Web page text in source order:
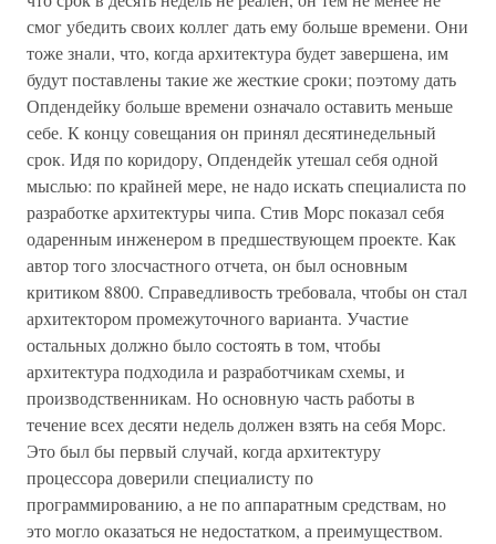
смог убедить своих коллег дать ему больше времени. Они
тоже знали, что, когда архитектура будет завершена, им
будут поставлены такие же жесткие сроки; поэтому дать
Опдендейку больше времени означало оставить меньше
себе. К концу совещания он принял десятинедельный
срок. Идя по коридору, Опдендейк утешал себя одной
мыслью: по крайней мере, не надо искать специалиста по
разработке архитектуры чипа. Стив Морс показал себя
одаренным инженером в предшествующем проекте. Как
автор того злосчастного отчета, он был основным
критиком 8800. Справедливость требовала, чтобы он стал
архитектором промежуточного варианта. Участие
остальных должно было состоять в том, чтобы
архитектура подходила и разработчикам схемы, и
производственникам. Но основную часть работы в
течение всех десяти недель должен взять на себя Морс.
Это был бы первый случай, когда архитектуру
процессора доверили специалисту по
программированию, а не по аппаратным средствам, но
это могло оказаться не недостатком, а преимуществом.